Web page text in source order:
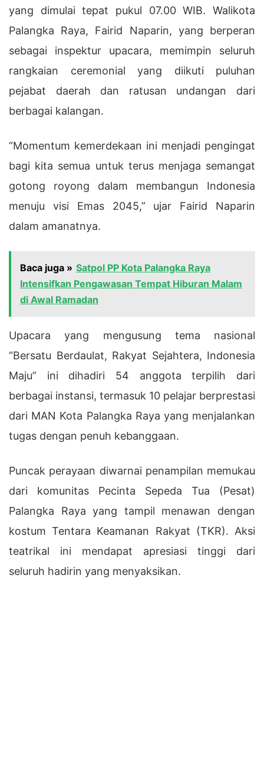
yang dimulai tepat pukul 07.00 WIB. Walikota
Palangka Raya, Fairid Naparin, yang berperan
sebagai inspektur upacara, memimpin seluruh
rangkaian ceremonial yang diikuti puluhan
pejabat daerah dan ratusan undangan dari
berbagai kalangan.
“Momentum kemerdekaan ini menjadi pengingat
bagi kita semua untuk terus menjaga semangat
gotong royong dalam membangun Indonesia
menuju visi Emas 2045,” ujar Fairid Naparin
dalam amanatnya.
Baca juga » Satpol PP Kota Palangka Raya
Intensifkan Pengawasan Tempat Hiburan Malam
di Awal Ramadan
Upacara yang mengusung tema nasional
“Bersatu Berdaulat, Rakyat Sejahtera, Indonesia
Maju” ini dihadiri 54 anggota terpilih dari
berbagai instansi, termasuk 10 pelajar berprestasi
dari MAN Kota Palangka Raya yang menjalankan
tugas dengan penuh kebanggaan.
Puncak perayaan diwarnai penampilan memukau
dari komunitas Pecinta Sepeda Tua (Pesat)
Palangka Raya yang tampil menawan dengan
kostum Tentara Keamanan Rakyat (TKR). Aksi
teatrikal ini mendapat apresiasi tinggi dari
seluruh hadirin yang menyaksikan.